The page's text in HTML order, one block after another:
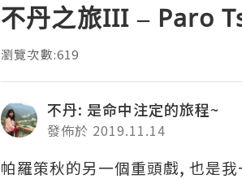
不丹之旅III – Paro
瀏覽次數:619
不丹: 是命中注定的旅程~
發佈於 2019.11.14
帕羅策秋的另一個重頭戲, 也是